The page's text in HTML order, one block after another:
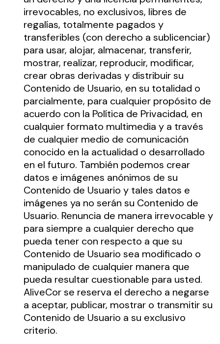
irrevocables, no exclusivos, libres de
regalías, totalmente pagados y
transferibles (con derecho a sublicenciar)
para usar, alojar, almacenar, transferir,
mostrar, realizar, reproducir, modificar,
crear obras derivadas y distribuir su
Contenido de Usuario, en su totalidad o
parcialmente, para cualquier propósito de
acuerdo con la Política de Privacidad, en
cualquier formato multimedia y a través
de cualquier medio de comunicación
conocido en la actualidad o desarrollado
en el futuro. También podemos crear
datos e imágenes anónimos de su
Contenido de Usuario y tales datos e
imágenes ya no serán su Contenido de
Usuario. Renuncia de manera irrevocable y
para siempre a cualquier derecho que
pueda tener con respecto a que su
Contenido de Usuario sea modificado o
manipulado de cualquier manera que
pueda resultar cuestionable para usted.
AliveCor se reserva el derecho a negarse
a aceptar, publicar, mostrar o transmitir su
Contenido de Usuario a su exclusivo
criterio.